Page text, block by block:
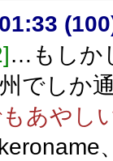
…もしか
でしか
あやし